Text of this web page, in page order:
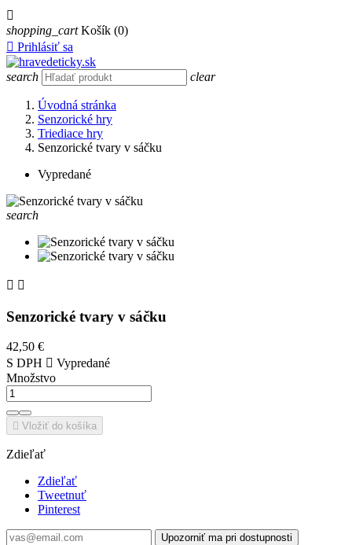

shopping_cart Košík (0)
 Prihlásiť sa
search clear
Úvodná stránka
Senzorické hry
Triediace hry
Senzorické tvary v sáčku
Vypredané
search
 
Senzorické tvary v sáčku
42,50 €
S DPH  Vypredané
Množstvo
 Vložiť do košíka
Zdieľať
Zdieľať
Tweetnuť
Pinterest
Upozorniť ma pri dostupnosti